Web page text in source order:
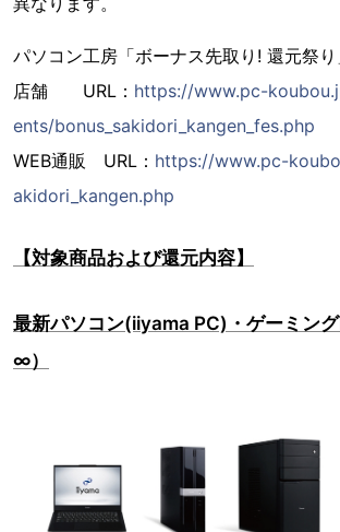
パソコン工房「ボーナス先取り! 還元祭
店舗 URL： https://www.pc-
ents/bonus_sakidori_kangen_fes.php
WEB通販 URL： https://www.pc-
akidori_kangen.php
【対象商品および還元内容】
最新パソコン(iiyama PC)・ゲーミン
∞）